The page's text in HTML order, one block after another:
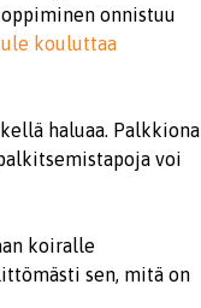
onnistuu
kouluttaa
haluaa. Palkkiona
voi
koiralle
sen, mitä on